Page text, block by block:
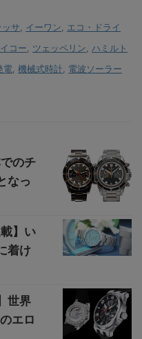
ッサ イーワン
エコ・ドライ
コー ツェッペリン
ハミルト
電 機械式時計 電波ソーラー
のチ
なっ
】い
着け
世界
エロ